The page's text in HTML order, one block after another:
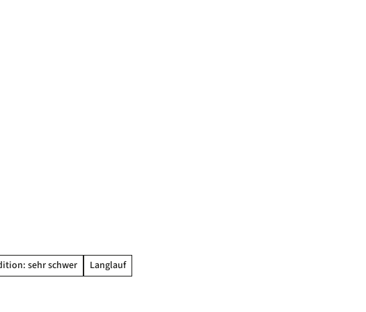
sehr schwer Langlauf